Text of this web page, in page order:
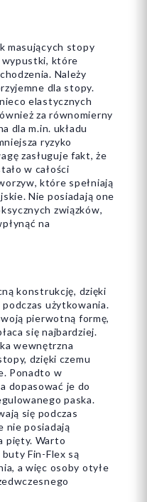
masujących stopy
wypustki, które
Należy
dla stopy.
elastycznych
za równomierny
dla m.in. układu
ryzyko
zasługuje fakt, że
w całości
które spełniają
Nie posiadają one
związków,
na
konstrukcję, dzięki
użytkowania.
pierwotną formę,
się najbardziej.
wewnętrzna
dzięki czemu
Ponadto w
dopasować je do
paska.
się podczas
nie posiadają
pięty. Warto
Fin-Flex są
a więc osoby otyłe